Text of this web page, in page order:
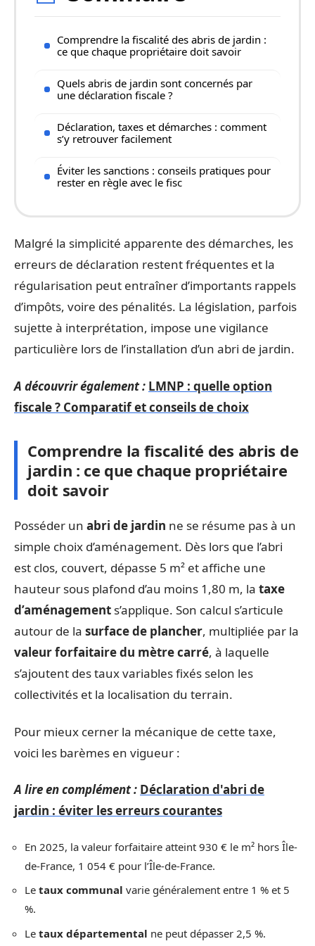
Comprendre la fiscalité des abris de jardin :
ce que chaque propriétaire doit savoir
Quels abris de jardin sont concernés par
une déclaration fiscale ?
Déclaration, taxes et démarches : comment
s’y retrouver facilement
Éviter les sanctions : conseils pratiques pour
rester en règle avec le fisc
Malgré la simplicité apparente des démarches, les
erreurs de déclaration restent fréquentes et la
régularisation peut entraîner d’importants rappels
d’impôts, voire des pénalités. La législation, parfois
sujette à interprétation, impose une vigilance
particulière lors de l’installation d’un abri de jardin.
A découvrir également : LMNP : quelle option
fiscale ? Comparatif et conseils de choix
Comprendre la fiscalité des abris de
jardin : ce que chaque propriétaire
doit savoir
Posséder un abri de jardin ne se résume pas à un
simple choix d’aménagement. Dès lors que l’abri
est clos, couvert, dépasse 5 m² et affiche une
hauteur sous plafond d’au moins 1,80 m, la taxe
d’aménagement s’applique. Son calcul s’articule
autour de la surface de plancher, multipliée par la
valeur forfaitaire du mètre carré, à laquelle
s’ajoutent des taux variables fixés selon les
collectivités et la localisation du terrain.
Pour mieux cerner la mécanique de cette taxe,
voici les barèmes en vigueur :
A lire en complément : Déclaration d'abri de
jardin : éviter les erreurs courantes
En 2025, la valeur forfaitaire atteint 930 € le m² hors Île-
de-France, 1 054 € pour l’Île-de-France.
Le taux communal varie généralement entre 1 % et 5
%.
Le taux départemental ne peut dépasser 2,5 %.